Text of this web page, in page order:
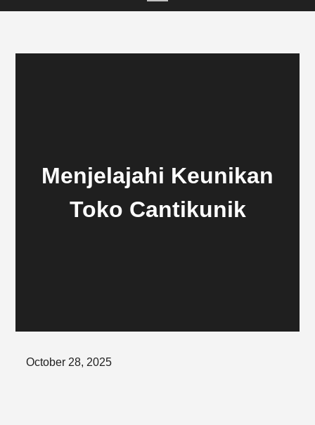
Menjelajahi Keunikan
Toko Cantikunik
Posted
October 28, 2025